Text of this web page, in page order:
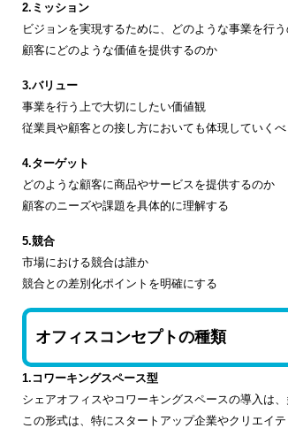
2.ミッション
ビジョンを実現するために、どのような事業を行
顧客にどのような価値を提供するのか
3.バリュー
事業を行う上で大切にしたい価値観
従業員や顧客との接し方においても体現していく
4.ターゲット
どのような顧客に商品やサービスを提供するのか
顧客のニーズや課題を具体的に理解する
5.競合
市場における競合は誰か
競合との差別化ポイントを明確にする
オフィスコンセプトの種類
1.コワーキングスペース型
シェアオフィスやコワーキングスペースの導入は
この形式は、特にスタートアップ企業やクリエイテ